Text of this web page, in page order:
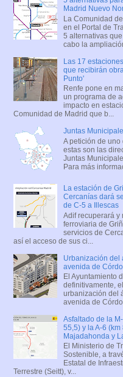
Madrid Nuevo
La Comunidad
en el Portal de
5 alternativas
cabo la ampliación
Las 17
que recibirán
Punto'
Renfe pone en
un programa de
impacto en
Comunidad de Madrid que b...
Juntas
A petición de uno
estas son las
Juntas
Para más
La estación de
Cercanías dará
de C-5 a Illescas
Adif recuperará y
ferroviaria de
servicios de
así el acceso de sus ci...
Urbanización del
avenida de
El Ayuntamiento
definitivamente,
urbanización del
avenida de
Asfaltado de la
55,5) y la A-6
Majadahonda y
El Ministerio de
Sostenible, a
Estatal de
Terrestre (Seitt), v...